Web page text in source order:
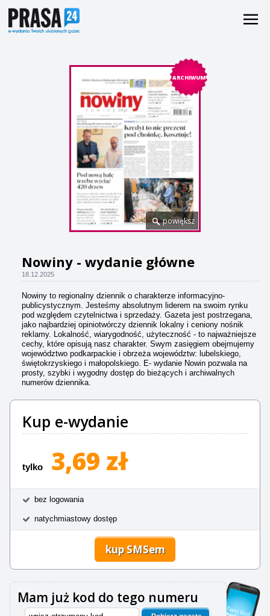
ARCHIWUM
powiększ
Nowiny - wydanie główne
18.12.2025
Nowiny to regionalny dziennik o charakterze informacyjno-
publicystycznym. Jesteśmy absolutnym liderem na swoim rynku
pod względem czytelnictwa i sprzedaży. Gazeta jest postrzegana,
jako najbardziej opiniotwórczy dziennik lokalny i ceniony nośnik
reklamy. Lokalność, wiarygodność, użyteczność - to najważniejsze
cechy, które opisują nasz charakter. Swym zasięgiem obejmujemy
województwo podkarpackie i obrzeża województw: lubelskiego,
świętokrzyskiego i małopolskiego. E- wydanie Nowin pozwala na
prosty, szybki i wygodny dostęp do bieżących i archiwalnych
numerów dziennika.
Kup e-wydanie
tylko 3,69 zł
bez logowania
natychmiastowy dostęp
kup SMSem
Mam już kod do tego numeru